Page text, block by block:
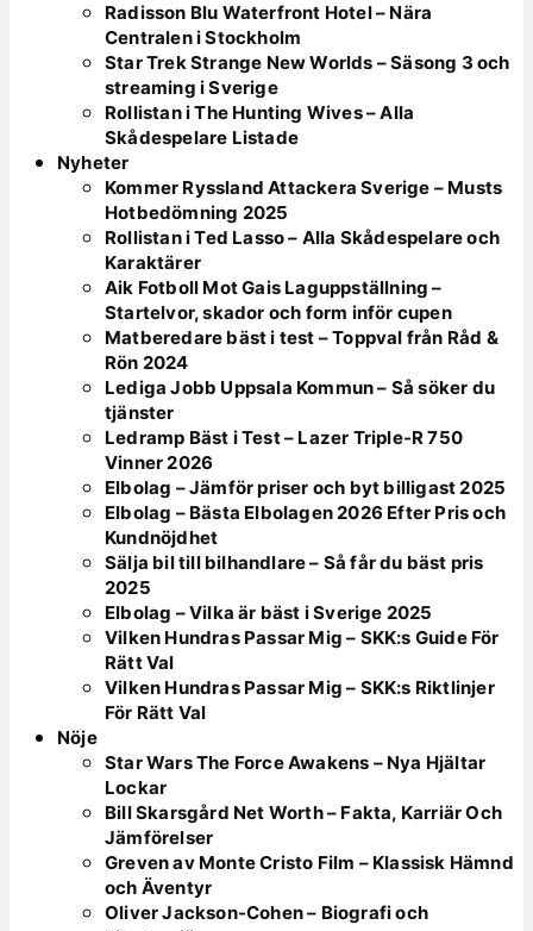
Radisson Blu Waterfront Hotel – Nära
Centralen i Stockholm
Star Trek Strange New Worlds – Säsong 3 och
streaming i Sverige
Rollistan i The Hunting Wives – Alla
Skådespelare Listade
Nyheter
Kommer Ryssland Attackera Sverige – Musts
Hotbedömning 2025
Rollistan i Ted Lasso – Alla Skådespelare och
Karaktärer
Aik Fotboll Mot Gais Laguppställning –
Startelvor, skador och form inför cupen
Matberedare bäst i test – Toppval från Råd &
Rön 2024
Lediga Jobb Uppsala Kommun – Så söker du
tjänster
Ledramp Bäst i Test – Lazer Triple-R 750
Vinner 2026
Elbolag – Jämför priser och byt billigast 2025
Elbolag – Bästa Elbolagen 2026 Efter Pris och
Kundnöjdhet
Sälja bil till bilhandlare – Så får du bäst pris
2025
Elbolag – Vilka är bäst i Sverige 2025
Vilken Hundras Passar Mig – SKK:s Guide För
Rätt Val
Vilken Hundras Passar Mig – SKK:s Riktlinjer
För Rätt Val
Nöje
Star Wars The Force Awakens – Nya Hjältar
Lockar
Bill Skarsgård Net Worth – Fakta, Karriär Och
Jämförelser
Greven av Monte Cristo Film – Klassisk Hämnd
och Äventyr
Oliver Jackson-Cohen – Biografi och